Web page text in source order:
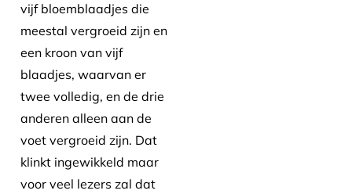
vijf bloemblaadjes die
meestal vergroeid zijn en
een kroon van vijf
blaadjes, waarvan er
twee volledig, en de drie
anderen alleen aan de
voet vergroeid zijn. Dat
klinkt ingewikkeld maar
voor veel lezers zal dat